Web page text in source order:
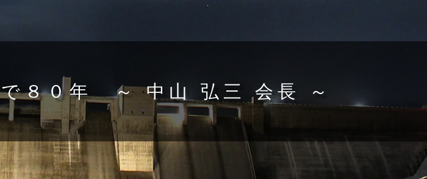
８０年 ～ 中山 弘三 会長 ～